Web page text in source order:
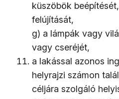
küszöbök
felújítását,
g) a lámpák vagy
vagy cseréjét,
a lakással azonos
helyrajzi számon
céljára szolgáló